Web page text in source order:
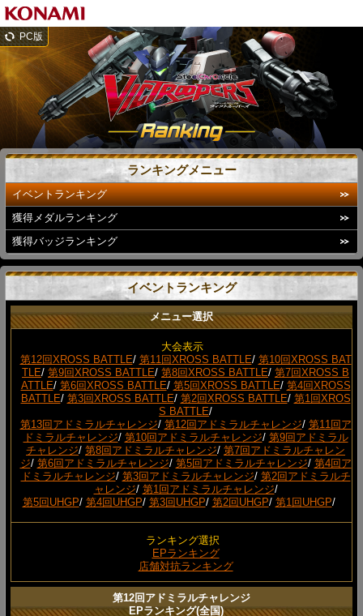
PC版
ランキングメニュー
イベントランキング
獲得メダルランキング
獲得バッジランキング
イベントランキング
メニュー選択
大会表示
第12回XROSS BATTLE/ 第11回XROSS BATTLE/ 第10回XROSS BAT
TLE/ 第9回XROSS BATTLE/ 第8回XROSS BATTLE/ 第7回XROSS B
ATTLE/ 第6回XROSS BATTLE/ 第5回XROSS BATTLE/ 第4回XROSS
BATTLE/ 第3回XROSS BATTLE/ 第2回XROSS BATTLE/ 第1回XROS
S BATTLE/
第13回アドミラルチャレンジ/ 第12回アドミラルチャレンジ/ 第11回ア
ドミラルチャレンジ/ 第10回アドミラルチャレンジ/ 第9回アドミラル
チャレンジ/ 第8回アドミラルチャレンジ/ 第7回アドミラルチャレン
ジ/ 第6回アドミラルチャレンジ/ 第5回アドミラルチャレンジ/ 第4回ア
ドミラルチャレンジ/ 第3回アドミラルチャレンジ/ 第2回アドミラルチ
ャレンジ/ 第1回アドミラルチャレンジ/
第5回UHGP/ 第4回UHGP/ 第3回UHGP/ 第2回UHGP/ 第1回UHGP/
ランキング選択
EPランキング
店舗対抗ランキング
第12回アドミラルチャレンジ
EPランキング(全国)